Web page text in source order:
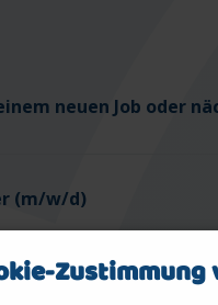
neuen Job oder
(m/w/d)
w/d)